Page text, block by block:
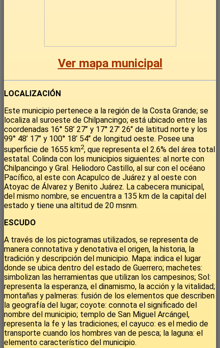
Ver mapa municipal
LOCALIZACIÓN
Este municipio pertenece a la región de la Costa Grande; se
localiza al suroeste de Chilpancingo; está ubicado entre las
coordenadas 16° 58’ 27’’ y 17° 27’ 26’’ de latitud norte y los
99° 48’ 17’’ y 100° 18’ 54’’ de longitud oeste. Posee una
superficie de 1655 km2, que representa el 2.6% del área total
estatal. Colinda con los municipios siguientes: al norte con
Chilpancingo y Gral. Heliodoro Castillo, al sur con el océano
Pacífico, al este con Acapulco de Juárez y al oeste con
Atoyac de Álvarez y Benito Juárez. La cabecera municipal,
del mismo nombre, se encuentra a 135 km de la capital del
estado y tiene una altitud de 20 msnm.
ESCUDO
A través de los pictogramas utilizados, se representa de
manera connotativa y denotativa el origen, la historia, la
tradición y descripción del municipio. Mapa: indica el lugar
donde se ubica dentro del estado de Guerrero; machetes:
simbolizan las herramientas que utilizan los campesinos; Sol:
representa la esperanza, el dinamismo, la acción y la vitalidad;
montañas y palmeras: fusión de los elementos que describen
la geografía del lugar; coyote: connota el significado del
nombre del municipio; templo de San Miguel Arcángel,
representa la fe y las tradiciones; el cayuco: es el medio de
transporte cuando los hombres van de pesca; la laguna: el
elemento característico del municipio.